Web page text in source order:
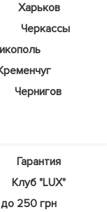
Харьков
Черкассы
Чернигов
Гарантия
Клуб "LUX"
250 грн